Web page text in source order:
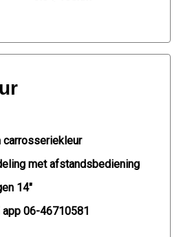
met afstandsbediening
14"
06-46710581